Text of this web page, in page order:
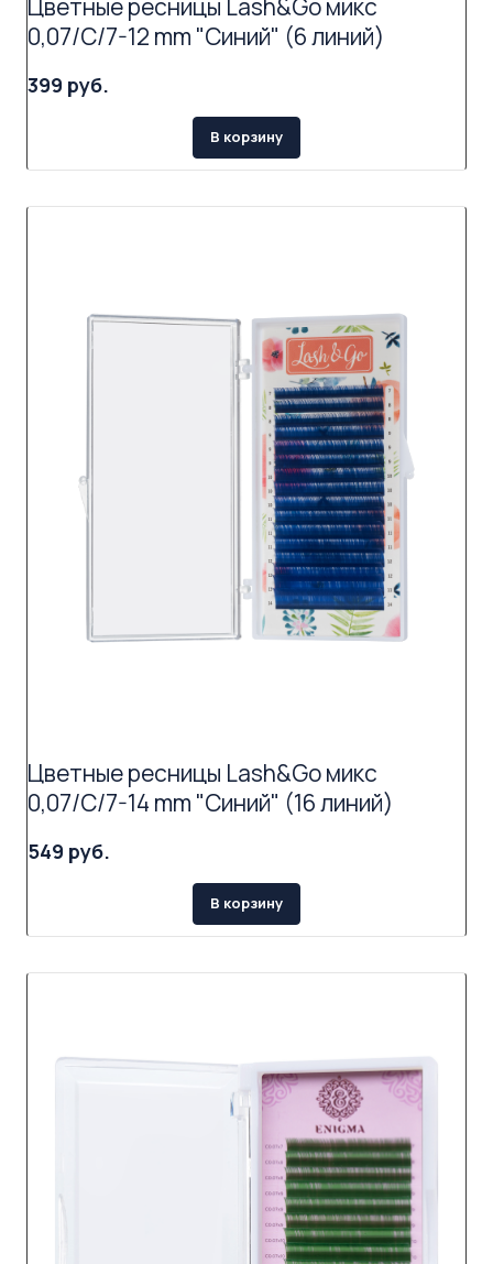
Цветные ресницы Lash&Go микс
0,07/C/7-12 mm "Синий" (6 линий)
399 руб.
В корзину
Цветные ресницы Lash&Go микс
0,07/C/7-14 mm "Синий" (16 линий)
549 руб.
В корзину